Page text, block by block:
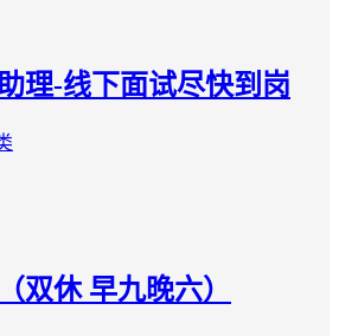
理-线下面试尽快到岗
双休 早九晚六）